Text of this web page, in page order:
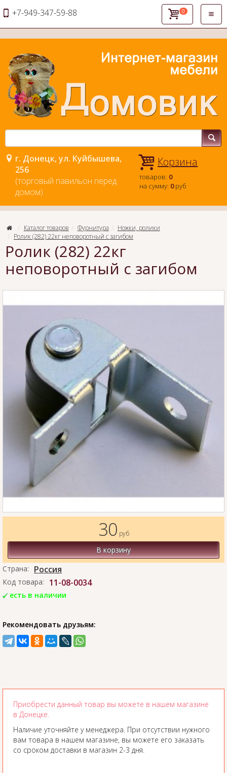
+7-949-347-59-88 0
г. Донецк, ул. Куйбышева,
256
(торговый павильон перед
домом)
Корзина
товаров: 0
на сумму: 0руб
Каталог товаров Фурнитура
Ножки, ролики
Ролик (282) 22кг неповоротный с загибом
Ролик (282) 22кг
неповоротный с загибом
30 руб
В корзину
Страна:
Россия
Код товара: 11-08-0034
есть в наличии
Рекомендовать друзьям:
Приобрести данный товар вы можете в нашем магазине
в Донецке.
Наличие уточняйте у менеджера. При отсутствии нужного
вам товара в нашем магазине, вы можете его заказать
со сроком доставки в магазин 2-3 дня.